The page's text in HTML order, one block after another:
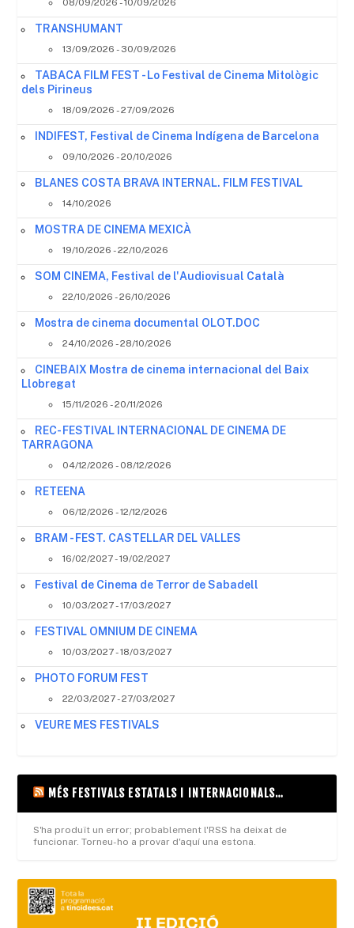
08/09/2026 - 10/09/2026
TRANSHUMANT
13/09/2026 - 30/09/2026
TABACA FILM FEST - Lo Festival de Cinema Mitològic
dels Pirineus
18/09/2026 - 27/09/2026
INDIFEST, Festival de Cinema Indígena de Barcelona
09/10/2026 - 20/10/2026
BLANES COSTA BRAVA INTERNAL. FILM FESTIVAL
14/10/2026
MOSTRA DE CINEMA MEXICÀ
19/10/2026 - 22/10/2026
SOM CINEMA, Festival de l'Audiovisual Català
22/10/2026 - 26/10/2026
Mostra de cinema documental OLOT.DOC
24/10/2026 - 28/10/2026
CINEBAIX Mostra de cinema internacional del Baix
Llobregat
15/11/2026 - 20/11/2026
REC- FESTIVAL INTERNACIONAL DE CINEMA DE
TARRAGONA
04/12/2026 - 08/12/2026
RETEENA
06/12/2026 - 12/12/2026
BRAM - FEST. CASTELLAR DEL VALLES
16/02/2027 - 19/02/2027
Festival de Cinema de Terror de Sabadell
10/03/2027 - 17/03/2027
FESTIVAL OMNIUM DE CINEMA
10/03/2027 - 18/03/2027
PHOTO FORUM FEST
22/03/2027 - 27/03/2027
VEURE MES FESTIVALS
MÉS FESTIVALS ESTATALS I INTERNACIONALS…
S'ha produït un error; probablement l'RSS ha deixat de
funcionar. Torneu-ho a provar d'aquí una estona.